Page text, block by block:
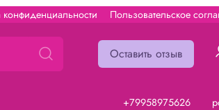
Пользовательское
Оставить отзыв
+79958975626